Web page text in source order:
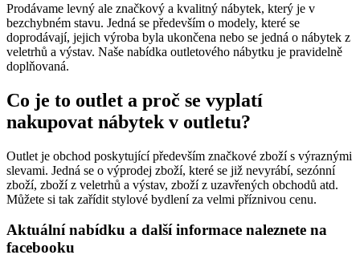
Prodávame levný ale značkový a kvalitný nábytek, který je v
bezchybném stavu. Jedná se především o modely, které se
doprodávají, jejich výroba byla ukončena nebo se jedná o nábytek z
veletrhů a výstav. Naše nabídka outletového nábytku je pravidelně
doplňovaná.
Co je to outlet a proč se vyplatí
nakupovat nábytek v outletu?
Outlet je obchod poskytující především značkové zboží s výraznými
slevami. Jedná se o výprodej zboží, které se již nevyrábí, sezónní
zboží, zboží z veletrhů a výstav, zboží z uzavřených obchodů atd.
Můžete si tak zařídit stylové bydlení za velmi příznivou cenu.
Aktuální nabídku a další informace naleznete na
facebooku